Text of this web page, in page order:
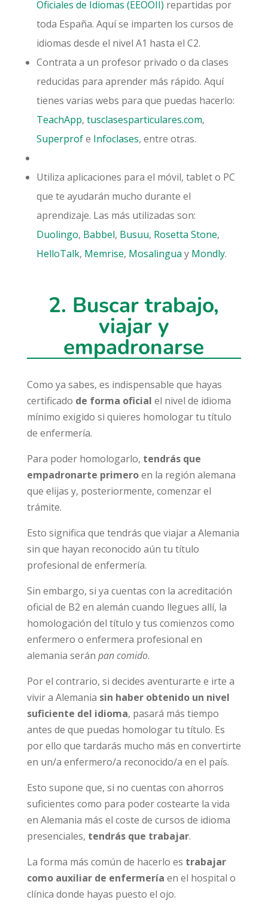
Oficiales de Idiomas (EEOOII) repartidas por
toda España. Aquí se imparten los cursos de
idiomas desde el nivel A1 hasta el C2.
Contrata a un profesor privado o da clases
reducidas para aprender más rápido. Aquí
tienes varias webs para que puedas hacerlo:
TeachApp, tusclasesparticulares.com,
Superprofe Infoclases, entre otras.
Utiliza aplicaciones para el móvil, tablet o PC
que te ayudarán mucho durante el
aprendizaje. Las más utilizadas son:
Duolingo, Babbel, Busuu, Rosetta Stone,
HelloTalk, Memrise, Mosalingua y Mondly.
2. Buscartrabajo,
viajary
empadronarse
Como ya sabes, es indispensable que hayas
certificado de forma oficial el nivel de idioma
mínimo exigido si quieres homologar tu título
de enfermería.
Para poder homologarlo, tendrás que
empadronarte primeroen la región alemana
que elijas y, posteriormente, comenzar el
trámite.
Esto significa que tendrás que viajar a Alemania
sin que hayan reconocido aún tu título
profesional de enfermería.
Sin embargo, si ya cuentas con la acreditación
oficial de B2 en alemán cuando llegues allí, la
homologación del título y tus comienzos como
enfermero o enfermera profesional en
alemania serán pan comido.
Por el contrario, si decides aventurarte e irte a
vivir a Alemania sin haber obtenido un nivel
suficiente del idioma, pasará más tiempo
antes de que puedas homologar tu título. Es
por ello que tardarás mucho más en convertirte
en un/a enfermero/a reconocido/a en el país.
Esto supone que, si no cuentas con ahorros
suficientes como para poder costearte la vida
en Alemania más el coste de cursos de idioma
presenciales, tendrás que trabajar.
La forma más común de hacerlo es trabajar
como auxiliar de enfermería en el hospital o
clínica donde hayas puesto el ojo.